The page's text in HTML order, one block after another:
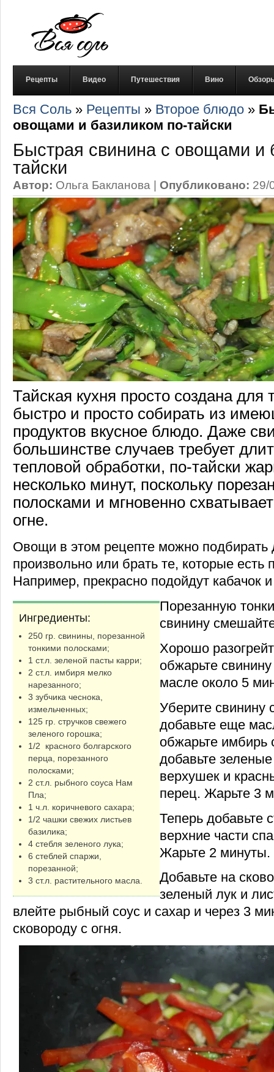
Рецепты Видео Путешествия Вино
Вся Соль » Рецепты » Второе блюдо »
овощами и базиликом по-тайски
Быстрая свинина с овощами и
тайски
Автор: Ольга Бакланова | Опубликовано: 29/
Тайская кухня просто создана для
быстро и просто собирать из
продуктов вкусное блюдо. Даже
большинстве случаев требует
тепловой обработки, по-тайски
несколько минут, поскольку
полосками и мгновенно
огне.
Овощи в этом рецепте можно подбирать
произвольно или брать те, которые есть
Например, прекрасно подойдут кабачок
Ингредиенты:
250 гр. свинины, порезанной
тонкими полосками;
1 ст.л. зеленой пасты карри;
2 ст.л. имбиря мелко
нарезанного;
3 зубчика чеснока,
измельченных;
125 гр. стручков свежего
зеленого горошка;
1/2 красного болгарского
перца, порезанного
полосками;
2 ст.л. рыбного соуса Нам
Пла;
1 ч.л. коричневого сахара;
1/2 чашки свежих листьев
базилика;
4 стебля зеленого лука;
6 стеблей спаржи,
порезанной;
3 ст.л. растительного масла.
Порезанную
свинину
Хорошо
обжарьте
масле около 5
Уберите свинину
добавьте еще
обжарьте имбирь
добавьте
верхушек и
перец. Жарьте 3
Теперь добавьте
верхние части
Жарьте 2 минуты.
Добавьте на
зеленый лук и
влейте рыбный соус и сахар и через 3
сковороду с огня.